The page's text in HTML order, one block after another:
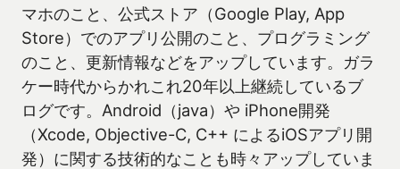
マホのこと、公式ストア（Google Play, App
Store）でのアプリ公開のこと、プログラミング
のこと、更新情報などをアップしています。ガラ
ケー時代からかれこれ20年以上継続しているブ
ログです。Android（java）や iPhone開発
（Xcode, Objective-C, C++ によるiOSアプリ開
発）に関する技術的なことも時々アップしていま